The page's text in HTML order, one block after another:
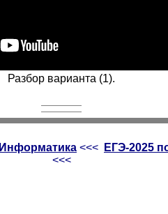
Разбор варианта (1).
Информатика <<<
ЕГЭ-2025
<<<